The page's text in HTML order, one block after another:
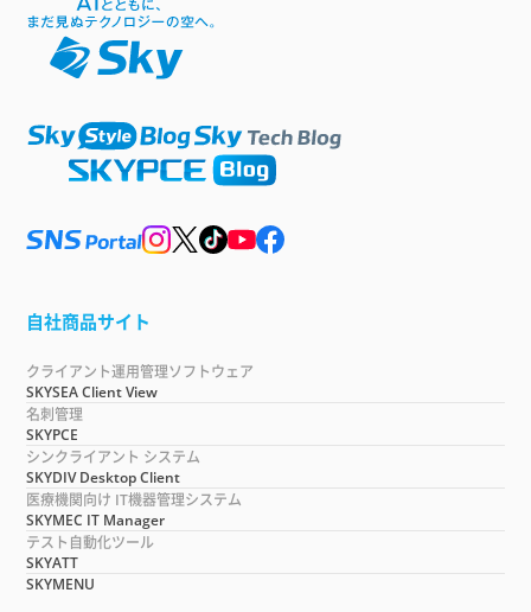
自社商品サイト
クライアント運用管理ソフトウェア
SKYSEA Client View
名刺管理
SKYPCE
シンクライアント システム
SKYDIV Desktop Client
医療機関向け IT機器管理システム
SKYMEC IT Manager
テスト自動化ツール
SKYATT
SKYMENU